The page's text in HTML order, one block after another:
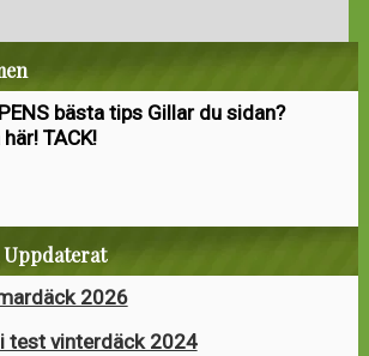
bästa tips Gillar du sidan?
TACK!
2026
test vinterdäck 2024